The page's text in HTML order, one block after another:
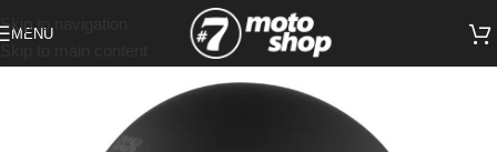
Skip to navigation
MENU